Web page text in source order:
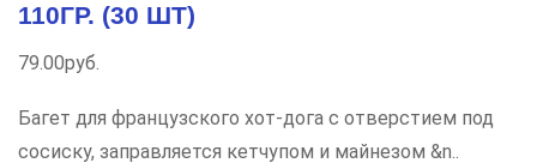
110ГР. (30 ШТ)
79.00руб.
Багет для французского хот-дога с отверстием под
сосиску, заправляется кетчупом и майнезом &n..